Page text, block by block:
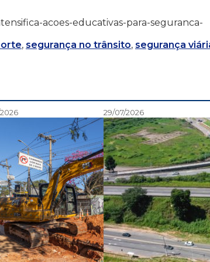
acoes-educativas-para-seguranca-
, segurança no trânsito, segurança
29/07/2026